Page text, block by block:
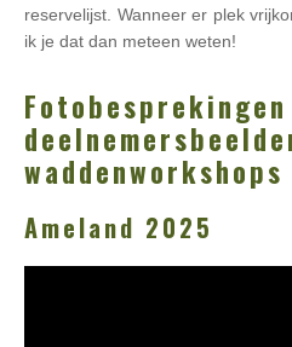
reservelijst. Wanneer er plek
ik je dat dan meteen weten!
Fotobesprekingen
waddenworkshops
Ameland 2025